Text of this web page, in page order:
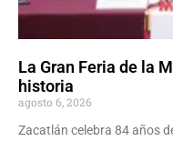
La Gran Feria de la
historia
agosto 6, 2026
Zacatlán celebra 84 años